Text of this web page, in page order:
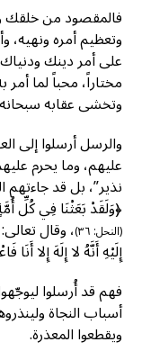
فالمقصود من خلقك
وتعظيم أمره
على أمر دينك
مختاراً، محباً لما
وتخشى عقابه
والرسل أرسلوا إلى
عليهم، وما يحرم
نذير”، بل قد
﴿وَلَقَدْ بَعَثْنَا فِي كُلِّ
(النحل: ٣٦) ، وقال
إِلَيْهِ أَنَّهُ لا إِلَهَ إِلا أَنَا
فهم قد أُرسلوا
أسباب النجاة
ويقطعوا المعذرة.